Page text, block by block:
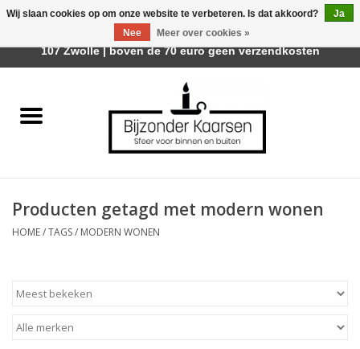
Räder Design Stories
Geurkaarsen
Producten getagd met modern wonen
HOME/TAGS/ MODERN WONEN
Wij slaan cookies op om onze website te verbeteren. Is dat akkoord?
Ja
Nee
Meer over cookies »
Afhalen is mogelijk bij Trotz Woon & Cadeau | Belvederelaan
107 Zwolle | boven de 70 euro geen verzendkosten